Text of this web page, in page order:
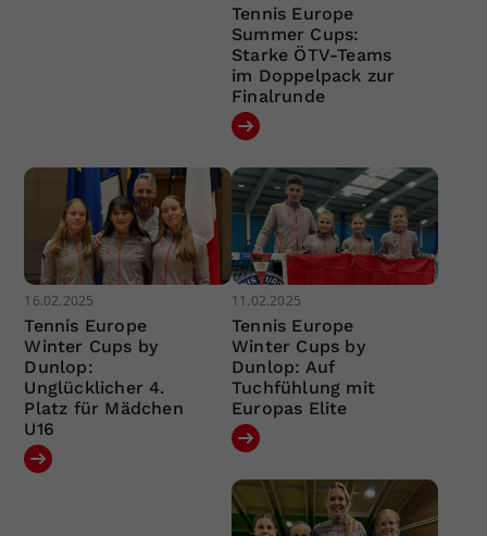
Tennis Europe
Summer Cups:
Starke ÖTV-Teams
im Doppelpack zur
Finalrunde
16.02.2025
Tennis Europe
Winter Cups by
Dunlop:
Unglücklicher 4.
Platz für Mädchen
U16
11.02.2025
Tennis Europe
Winter Cups by
Dunlop: Auf
Tuchfühlung mit
Europas Elite